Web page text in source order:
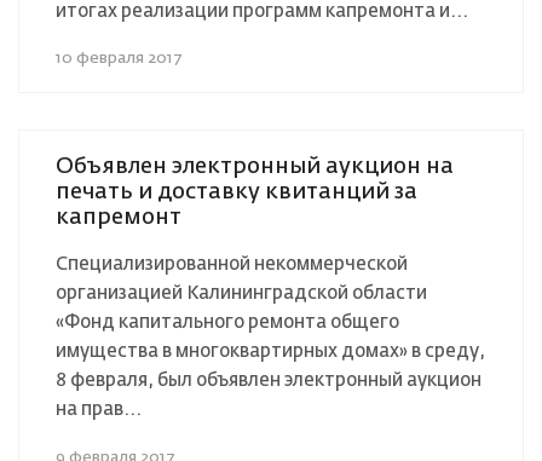
итогах реализации программ капремонта и...
10 февраля 2017
Объявлен электронный аукцион на
печать и доставку квитанций за
капремонт
Специализированной некоммерческой
организацией Калининградской области
«Фонд капитального ремонта общего
имущества в многоквартирных домах» в среду,
8 февраля, был объявлен электронный аукцион
на прав...
9 февраля 2017